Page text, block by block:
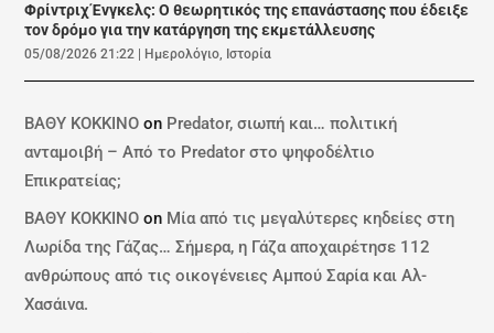
Φρίντριχ Ένγκελς: Ο θεωρητικός της επανάστασης που έδειξε
τον δρόμο για την κατάργηση της εκμετάλλευσης
05/08/2026 21:22 Ημερολόγιο, Ιστορία
ΒΑΘΥ ΚΟΚΚΙΝΟ on Predator, σιωπή και… πολιτική
ανταμοιβή – Από το Predator στο ψηφοδέλτιο
Επικρατείας;
ΒΑΘΥ ΚΟΚΚΙΝΟ on Μία από τις μεγαλύτερες κηδείες στη
Λωρίδα της Γάζας… Σήμερα, η Γάζα αποχαιρέτησε 112
ανθρώπους από τις οικογένειες Αμπού Σαρία και Αλ-
Χασάινα.